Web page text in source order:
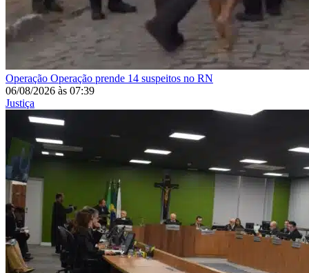
Operação Operação prende 14 suspeitos no RN
06/08/2026 às 07:39
Justiça